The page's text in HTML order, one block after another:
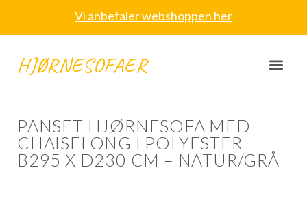
Vi anbefaler webshoppen her
HJØRNESOFAER
PANSET HJØRNESOFA MED
CHAISELONG I POLYESTER
B295 X D230 CM – NATUR/GRÅ